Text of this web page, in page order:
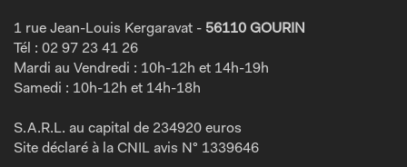
1 rue Jean-Louis Kergaravat - 56110 GOURIN
Tél : 02 97 23 41 26
Mardi au Vendredi : 10h-12h et 14h-19h
Samedi : 10h-12h et 14h-18h
S.A.R.L. au capital de 234920 euros
Site déclaré à la CNIL avis N° 1339646